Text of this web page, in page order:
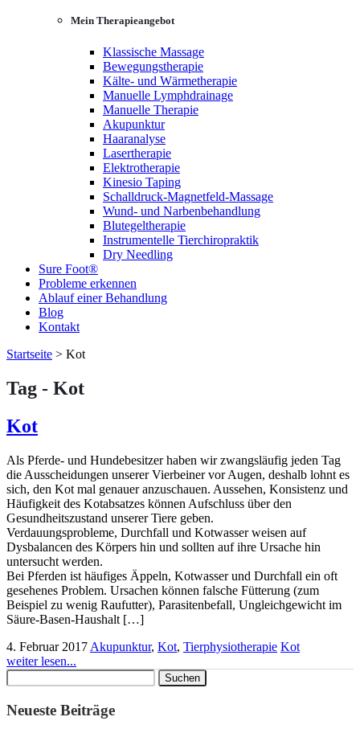
Mein Therapieangebot
Klassische Massage
Bewegungstherapie
Kälte- und Wärmetherapie
Manuelle Lymphdrainage
Manuelle Therapie
Akupunktur
Haaranalyse
Lasertherapie
Elektrotherapie
Kinesio Taping
Schalldruck-Magnetfeld-Massage
Wund- und Narbenbehandlung
Blutegeltherapie
Instrumentelle Tierchiropraktik
Dry Needling
Sure Foot®
Probleme erkennen
Ablauf einer Behandlung
Blog
Kontakt
Startseite > Kot
Tag - Kot
Kot
Als Pferde- und Hundebesitzer haben wir zwangsläufig jeden Tag
die Ausscheidungen unserer Vierbeiner vor Augen, deshalb lohnt es
sich, den Kot mal genauer anzuschauen. Aussehen, Konsistenz und
Häufigkeit des Kotabsatzes können Aufschluss über den
Gesundheitszustand unserer Tiere geben.
Verdauungsprobleme, Durchfall und Kotwasser weisen auf
Dysbalancen des Körpers hin und sollten auf ihre Ursache hin
untersucht werden.
Bei Pferden ist häufiges Äppeln, Kotwasser und Durchfall ein oft
gesehenes Problem. Ursachen können falsche Fütterung (zum
Beispiel zu wenig Raufutter), Parasitenbefall, Ungleichgewicht im
Säure-Basen-Haushalt […]
4. Februar 2017 Akupunktur, Kot, Tierphysiotherapie Kot
weiter lesen...
Suchen
nach:
Neueste Beiträge